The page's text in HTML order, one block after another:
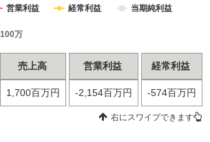
営業利益 経常利益 当期純利益
万
売上高
1,700百万円
営業利益
-2,154百万円
経常利益
-574百万円
右にスワイプできます